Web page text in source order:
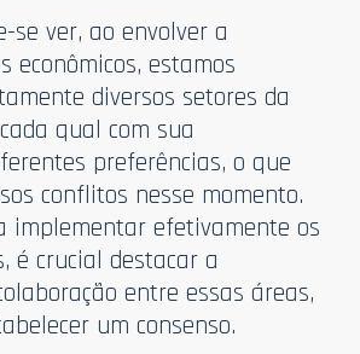
se ver, ao envolver a
econômicos, estamos
diversos setores da
qual com sua
preferências, o que
conflitos nesse momento.
implementar efetivamente os
é crucial destacar a
entre essas áreas,
um consenso.